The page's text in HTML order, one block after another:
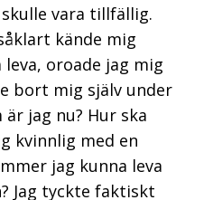
skulle vara tillfällig.
kände mig
oroade jag mig
bort mig själv under
är jag nu? Hur ska
kvinnlig med en
jag kunna leva
? Jag tyckte faktiskt